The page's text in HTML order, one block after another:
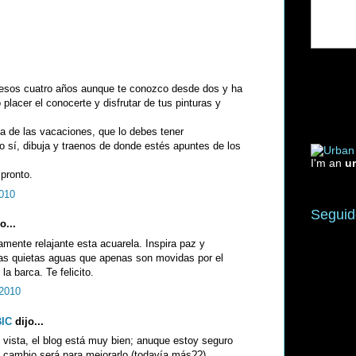
cuatro años aunque te conozco desde dos y ha
placer el conocerte y disfrutar de tus pinturas y
de las vacaciones, que lo debes tener
sí, dibuja y traenos de donde estés apuntes de los
relajante esta acuarela. Inspira paz y
quietas aguas que apenas son movidas por el
barca. Te felicito.
dijo...
el blog está muy bien; anuque estoy seguro
I'm an